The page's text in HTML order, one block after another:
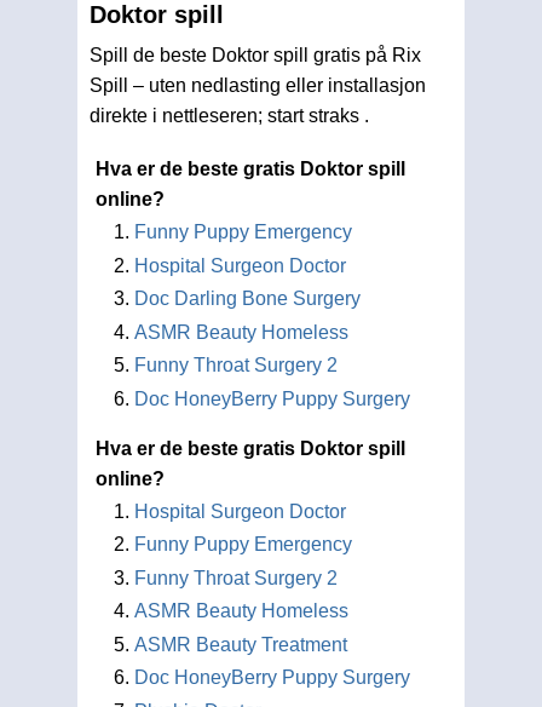
Doktor spill
Spill de beste Doktor spill gratis på Rix
Spill – uten nedlasting eller installasjon
direkte i nettleseren; start straks .
Hva er de beste gratis Doktor spill
online?
Funny Puppy Emergency
Hospital Surgeon Doctor
Doc Darling Bone Surgery
ASMR Beauty Homeless
Funny Throat Surgery 2
Doc HoneyBerry Puppy Surgery
Hva er de beste gratis Doktor spill
online?
Hospital Surgeon Doctor
Funny Puppy Emergency
Funny Throat Surgery 2
ASMR Beauty Homeless
ASMR Beauty Treatment
Doc HoneyBerry Puppy Surgery